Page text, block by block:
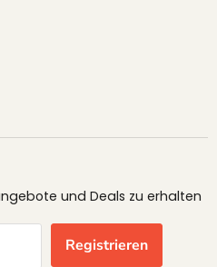
und Deals zu erhalten
Registrieren